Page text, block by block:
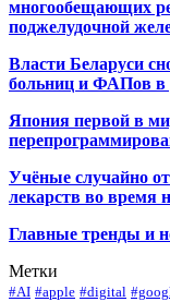
многообещающих
поджелудочной
Власти Беларуси
больниц и ФАПов в
Япония первой в
Учёные случайно
лекарств во время
Главные тренды и
Метки
#AI #apple #digital